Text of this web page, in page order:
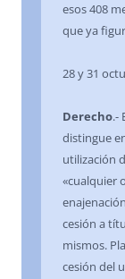
esos 408
que ya
28 y 31
Derecho.-
distingue
utilización
«cualquier
cesión a
mismos.
cesión del